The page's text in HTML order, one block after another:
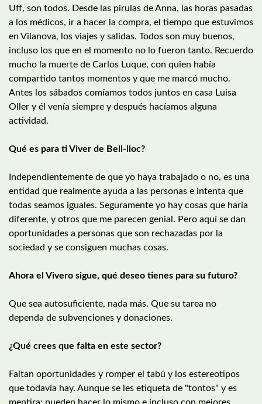
Uff, son todos. Desde las pirulas de Anna, las horas pasadas
a los médicos, ir a hacer la compra, el tiempo que estuvimos
en Vilanova, los viajes y salidas. Todos son muy buenos,
incluso los que en el momento no lo fueron tanto. Recuerdo
mucho la muerte de Carlos Luque, con quien había
compartido tantos momentos y que me marcó mucho.
Antes los sábados comíamos todos juntos en casa Luisa
Oller y él venía siempre y después hacíamos alguna
actividad.
Qué es para ti Viver de Bell-lloc?
Independientemente de que yo haya trabajado o no, es una
entidad que realmente ayuda a las personas e intenta que
todas seamos iguales. Seguramente yo hay cosas que haría
diferente, y otros que me parecen genial. Pero aquí se dan
oportunidades a personas que son rechazadas por la
sociedad y se consiguen muchas cosas.
Ahora el Vivero sigue, qué deseo tienes para su futuro?
Que sea autosuficiente, nada más. Que su tarea no
dependa de subvenciones y donaciones.
¿Qué crees que falta en este sector?
Faltan oportunidades y romper el tabú y los estereotipos
que todavía hay. Aunque se les etiqueta de "tontos" y es
mentira; pueden hacer lo mismo e incluso con mejores